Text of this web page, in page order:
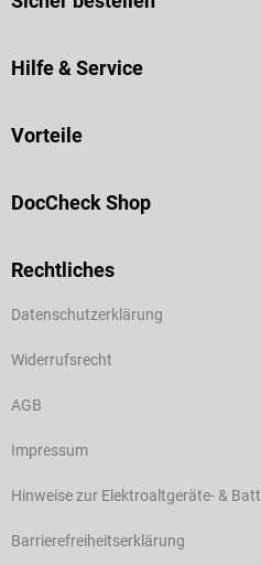
Hilfe & Service
Vorteile
DocCheck Shop
Rechtliches
Datenschutzerklärung
Widerrufsrecht
AGB
Impressum
Hinweise zur Elektroaltgeräte- &
Barrierefreiheitserklärung